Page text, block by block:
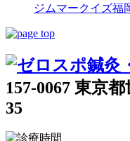
ジムマークイズ福
157-0067 東京
35